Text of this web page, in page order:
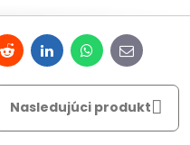
RedditLinkedInWhatsApp
E-
mail
Nasledujúci produkt